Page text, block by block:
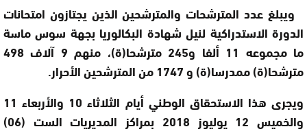
ويبلغ عدد المترشحات والمترشحين الذين يجتازون امتحانات
الدورة الاستدراكية لنيل شهادة البكالوريا بجهة سوس ماسة
ما مجموعه 11 ألفا و245 مترشحا(ة)، منهم 9 آلاف 498
مترشحا(ة) ممدرسا(ة) و 1747 من المترشحين الأحرار.
ويجرى هذا الاستحقاق الوطني أيام الثلاثاء 10 والأربعاء
1
1
والخميس 12 يوليوز 2018 بمراكز المديريات الست (06)